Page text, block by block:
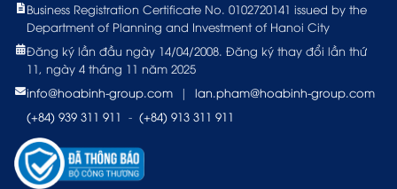
Business Registration Certificate No. 0102720141 issued by the
Department of Planning and Investment of Hanoi City
Đăng ký lần đầu ngày 14/04/2008. Đăng ký thay đổi lần thứ
11, ngày 4 tháng 11 năm 2025
info@hoabinh-group.com
|
lan.pham@hoabinh-group.com
(+84) 939 311 911 - (+84) 913 311 911